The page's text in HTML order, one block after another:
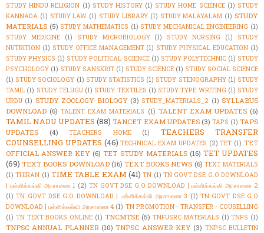
STUDY HINDU RELIGION (1) STUDY HISTORY (1) STUDY HOME SCIENCE (1) STUDY
KANNADA (1) STUDY LAW (1) STUDY LIBRARY (1) STUDY MALAYALAM (1) STUDY
MATERIALS (5) STUDY MATHEMATICS (1) STUDY MECHANICAL ENGINEERING (1)
STUDY MEDICINE
(1) STUDY MICROBIOLOGY (1) STUDY NURSING (1)
STUDY
NUTRITION (1) STUDY OFFICE MANAGEMENT (1) STUDY PHYSICAL EDUCATION (1)
STUDY PHYSICS (1) STUDY POLITICAL SCIENCE (1) STUDY POLYTECHNIC (1) STUDY
PSYCHOLOGY (1) STUDY SANSKRIT (1) STUDY SCIENCE (1) STUDY SOCIAL SCIENCE
(1) STUDY SOCIOLOGY (1) STUDY STATISTICS (1) STUDY STENOGRAPHY (1) STUDY
TAMIL (1) STUDY TELUGU (1) STUDY TEXTILES (1) STUDY TYPE WRITING (1) STUDY
URDU (1) STUDY ZOOLOGY-BIOLOGY (3) STUDY_MATERIALS_2 (1) SYLLABUS
DOWNLOAD (6) TALENT EXAM MATERIALS (1) TALENT EXAM UPDATES (6)
TAMIL NADU UPDATES (88) TANCET EXAM UPDATES (3) TAPS (1) TAPS
UPDATES
(4) TEACHERS HOME (1)
TEACHERS TRANSFER
COUNSELLING UPDATES (46) TECHNICAL EXAM UPDATES (2) TET (1) TET
OFFICIAL ANSWER KEY (6) TET STUDY MATERIALS (16) TET UPDATES
(69) TEXT BOOKS DOWNLOAD (16) TEXT BOOKS NEWS (6) TEXT MATERIALS
(1) THIRAN (1) TIME TABLE EXAM (41) TN (1) TN GOVT DSE G.O DOWNLOAD
| பள்ளிக்கல்வி அரசாணை 1 (2) TN GOVT DSE G.O DOWNLOAD | பள்ளிக்கல்வி அரசாணை 2
(1) TN GOVT DSE G.O DOWNLOAD | பள்ளிக்கல்வி அரசாணை 3 (1) TN GOVT DSE G.O
DOWNLOAD | பள்ளிக்கல்வி அரசாணை 4 (1) TN PROMOTION - TRANSFER - COUSELLING
(1) TN TEXT BOOKS ONLINE (1) TNCMTSE (5) TNFUSRC MATERIALS (1) TNPS (1)
TNPSC ANNUAL PLANNER (10) TNPSC ANSWER KEY (3) TNPSC BULLETIN